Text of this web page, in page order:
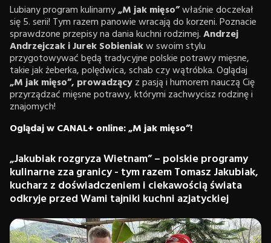
Lubiany program kulinarny„M jak mięso”właśnie doczekał
się 5. serii! Tym razem panowie wracają do korzeni. Poznacie
sprawdzone przepisy na dania kuchni rodzimej.Andrzej
Andrzejczak i Jurek Sobieniakw swoim stylu
przygotowywać będą tradycyjne polskie potrawy mięsne,
takie jak żeberka, polędwica, schab czy wątróbka. Oglądaj
„M jak mięso”, prowadzącyz pasją i humorem nauczą Cię
przyrządzać mięsne potrawy, którymi zachwycisz rodzinę i
znajomych!
Oglądaj w CANAL+ online: „M jak mięso”!
„Jakubiak rozgryza Wietnam” – polskie programy
kulinarne zza granicy - tym razem Tomasz Jakubiak,
kucharz z doświadczeniem i ciekawością świata
odkryje przed Wami tajniki kuchni azjatyckiej